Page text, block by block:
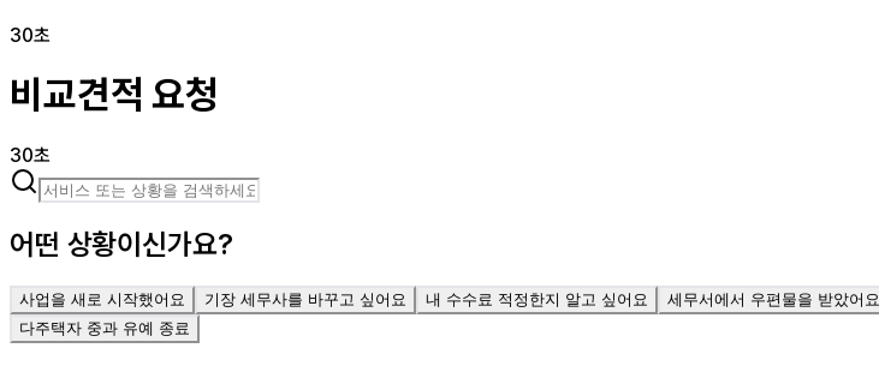
30초
비교견적 요청
30초
어떤 상황이신가요?
사업을 새로 시작했어요 기장 세무사를 바꾸고 싶어요 내 수수료 적정한지 알고 싶어요 세무서에서 우편물을 받았어요
다주택자 중과 유예 종료